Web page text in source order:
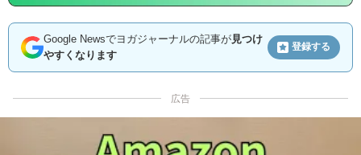
Google Newsでヨガジャーナルの記事が見つけ
やすくなります
登録する
広告